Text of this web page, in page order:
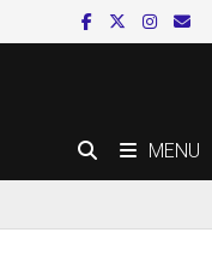
MENU